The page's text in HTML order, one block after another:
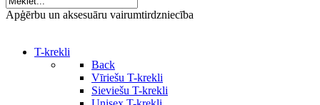
Apģērbu un aksesuāru vairumtirdzniecība
T-krekli
Back
Vīriešu T-krekli
Sieviešu T-krekli